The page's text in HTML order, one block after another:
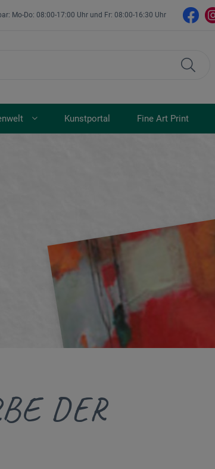
Mo-Do: 08:00-17:00 Uhr und Fr: 08:00-16:30 Uhr
Kunstportal Fine Art Print
DER